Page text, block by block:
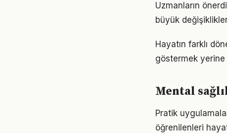
Uzmanların
büyük
Hayatın farklı
göstermek yerine
Mental
Pratik
öğrenilenleri